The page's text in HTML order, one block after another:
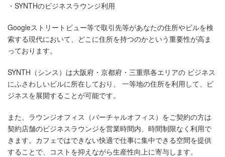
・SYNTHのビジネスラウンジ利用
Googleストリートビュー等で取引先等があなたの住所やビルを検
索する現代において、 どこに住所を持つのかという重要性が高ま
っております。
SYNTH（シンス）は大阪府・京都府・三重県各エリアの ビジネス
にふさわしいビルに所在しており、 一等地の住所を利用して、ビ
ジネスを展開することが可能です。
また、ラウンジオフィス（バーチャルオフィス）をご契約の方は
契約店舗のビジネスラウンジを営業時間内、時間制限なく利用で
きます。 カフェではできない快適で仕事に集中できる空間を提供
することで、 コストを抑えながら生産性向上に寄与します。